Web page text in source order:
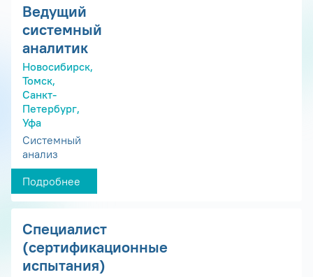
Ведущий
системный
аналитик
Новосибирск,
Томск,
Санкт-
Петербург,
Уфа
Системный
анализ
Подробнее
Специалист
(сертификационные
испытания)